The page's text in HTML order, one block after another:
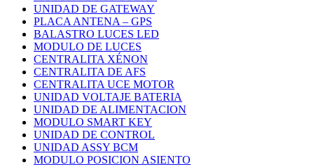
UNIDAD DE GATEWAY
PLACA ANTENA – GPS
BALASTRO LUCES LED
MODULO DE LUCES
CENTRALITA XÉNON
CENTRALITA DE AFS
CENTRALITA UCE MOTOR
UNIDAD VOLTAJE BATERIA
UNIDAD DE ALIMENTACION
MODULO SMART KEY
UNIDAD DE CONTROL
UNIDAD ASSY BCM
MODULO POSICION ASIENTO